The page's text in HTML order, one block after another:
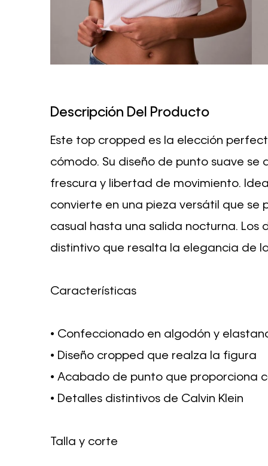
Descripción Del Producto
Este top cropped es la elección
cómodo. Su diseño de punto suave
frescura y libertad de movimiento.
convierte en una pieza versátil que se
casual hasta una salida nocturna.
distintivo que resalta la elegancia de
Características
• Confeccionado en algodón y
• Diseño cropped que realza la figura
• Acabado de punto que proporciona
• Detalles distintivos de Calvin Klein
Talla y corte